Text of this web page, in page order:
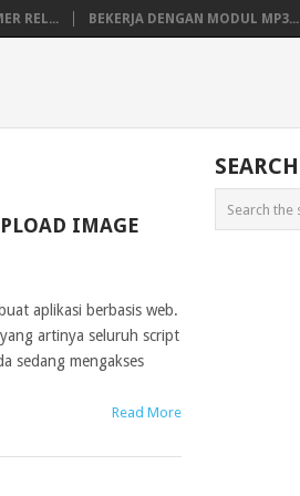
REL... BEKERJA DENGAN MODUL MP3...
IMAGE
aplikasi berbasis web.
artinya seluruh script
sedang mengakses
Read More
SEARCH